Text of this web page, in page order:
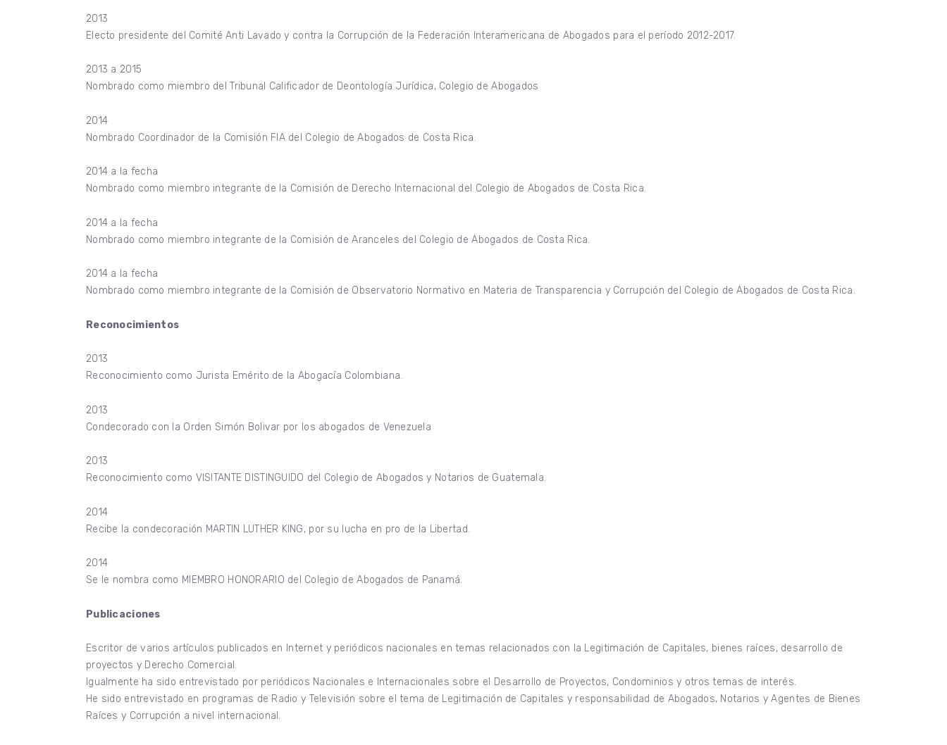
2013
Electo presidente del Comité Anti Lavado y contra la Corrupción de la Federación Interamericana de Abogados para el período 2012-2017.
2013 a 2015
Nombrado como miembro del Tribunal Calificador de Deontología Jurídica, Colegio de Abogados
2014
Nombrado Coordinador de la Comisión FIA del Colegio de Abogados de Costa Rica.
2014 a la fecha
Nombrado como miembro integrante de la Comisión de Derecho Internacional del Colegio de Abogados de Costa Rica.
2014 a la fecha
Nombrado como miembro integrante de la Comisión de Aranceles del Colegio de Abogados de Costa Rica.
2014 a la fecha
Nombrado como miembro integrante de la Comisión de Observatorio Normativo en Materia de Transparencia y Corrupción del Colegio de Abogados de Costa Rica.
Reconocimientos
2013
Reconocimiento como Jurista Emérito de la Abogacía Colombiana.
2013
Condecorado con la Orden Simón Bolivar por los abogados de Venezuela
2013
Reconocimiento como VISITANTE DISTINGUIDO del Colegio de Abogados y Notarios de Guatemala.
2014
Recibe la condecoración MARTIN LUTHER KING, por su lucha en pro de la Libertad.
2014
Se le nombra como MIEMBRO HONORARIO del Colegio de Abogados de Panamá.
Publicaciones
Escritor de varios artículos publicados en Internet y periódicos nacionales en temas relacionados con la Legitimación de Capitales, bienes raíces, desarrollo de
proyectos y Derecho Comercial.
Igualmente ha sido entrevistado por periódicos Nacionales e Internacionales sobre el Desarrollo de Proyectos, Condominios y otros temas de interés.
He sido entrevistado en programas de Radio y Televisión sobre el tema de Legitimación de Capitales y responsabilidad de Abogados, Notarios y Agentes de Bienes
Raíces y Corrupción a nivel internacional.